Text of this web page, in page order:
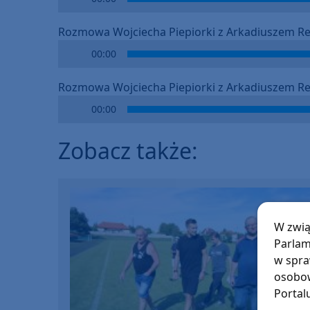
Rozmowa Wojciecha Piepiorki z Arkadiuszem
00:00
Rozmowa Wojciecha Piepiorki z Arkadiuszem
00:00
Zobacz także:
W
w